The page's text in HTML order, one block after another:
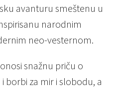
avanturu smeštenu u
narodnim
neo-vesternom.
snažnu priču o
borbi za mir i slobodu, a